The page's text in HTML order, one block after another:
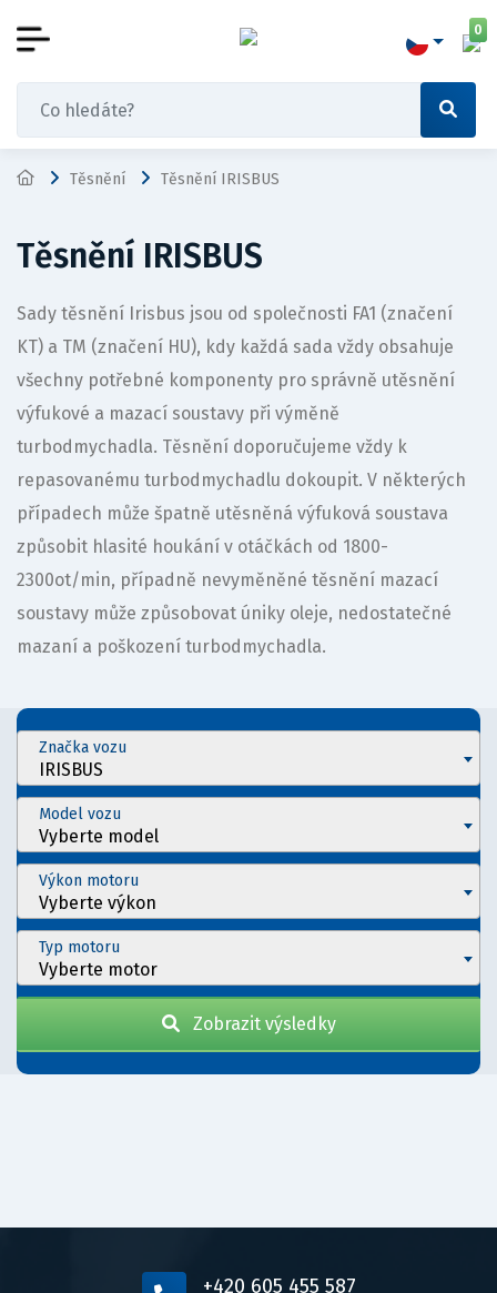
0
Těsnění Těsnění IRISBUS
Těsnění IRISBUS
Sady těsnění Irisbus jsou od společnosti FA1 (značení
KT) a TM (značení HU), kdy každá sada vždy obsahuje
všechny potřebné komponenty pro správně utěsnění
výfukové a mazací soustavy při výměně
turbodmychadla. Těsnění doporučujeme vždy k
repasovanému turbodmychadlu dokoupit. V některých
případech může špatně utěsněná výfuková soustava
způsobit hlasité houkání v otáčkách od 1800-
2300ot/min, případně nevyměněné těsnění mazací
soustavy může způsobovat úniky oleje, nedostatečné
mazaní a poškození turbodmychadla.
IRISBUS
Značka vozu
Vyberte model
Model vozu
Vyberte výkon
Výkon motoru
Vyberte motor
Typ motoru
Zobrazit výsledky
+420 605 455 587